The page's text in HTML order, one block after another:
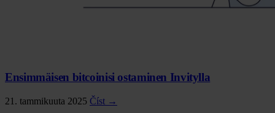
Ensimmäisen bitcoinisi ostaminen Invitylla
21. tammikuuta 2025 Číst →